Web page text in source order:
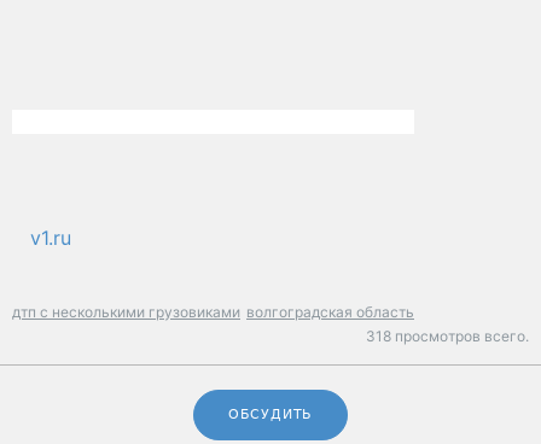
v1.ru
дтп с несколькими грузовиками волгоградская область
318 просмотров всего.
ОБСУДИТЬ